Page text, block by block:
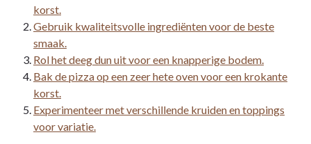
korst.
Gebruik kwaliteitsvolle ingrediënten voor de beste
smaak.
Rol het deeg dun uit voor een knapperige bodem.
Bak de pizza op een zeer hete oven voor een krokante
korst.
Experimenteer met verschillende kruiden en toppings
voor variatie.